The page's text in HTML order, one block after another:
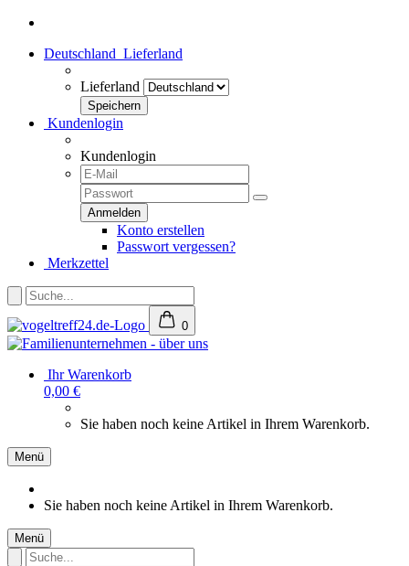
Deutschland Lieferland
Lieferland
Kundenlogin
Kundenlogin
Konto erstellen
Passwort vergessen?
Merkzettel
0
Ihr Warenkorb
0,00 €
Sie haben noch keine Artikel in Ihrem Warenkorb.
Menü
Sie haben noch keine Artikel in Ihrem Warenkorb.
Menü